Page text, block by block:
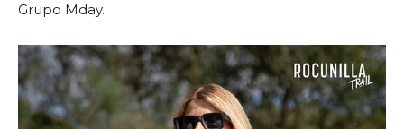
Grupo Mday.